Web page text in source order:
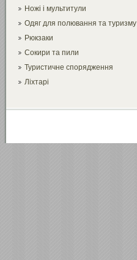
Ножі і мультитули
Одяг для полювання та туризму
Рюкзаки
Сокири та пили
Туристичне спорядження
Ліхтарі